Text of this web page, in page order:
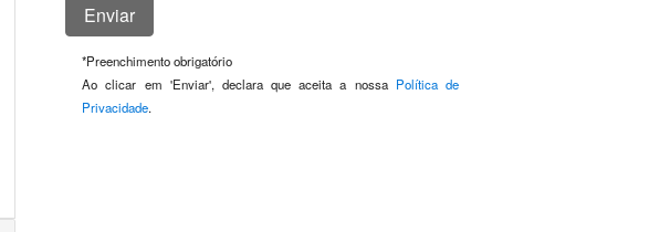
*Preenchimento obrigatório
Ao clicar em 'Enviar', declara que aceita a nossa Política de
Privacidade.